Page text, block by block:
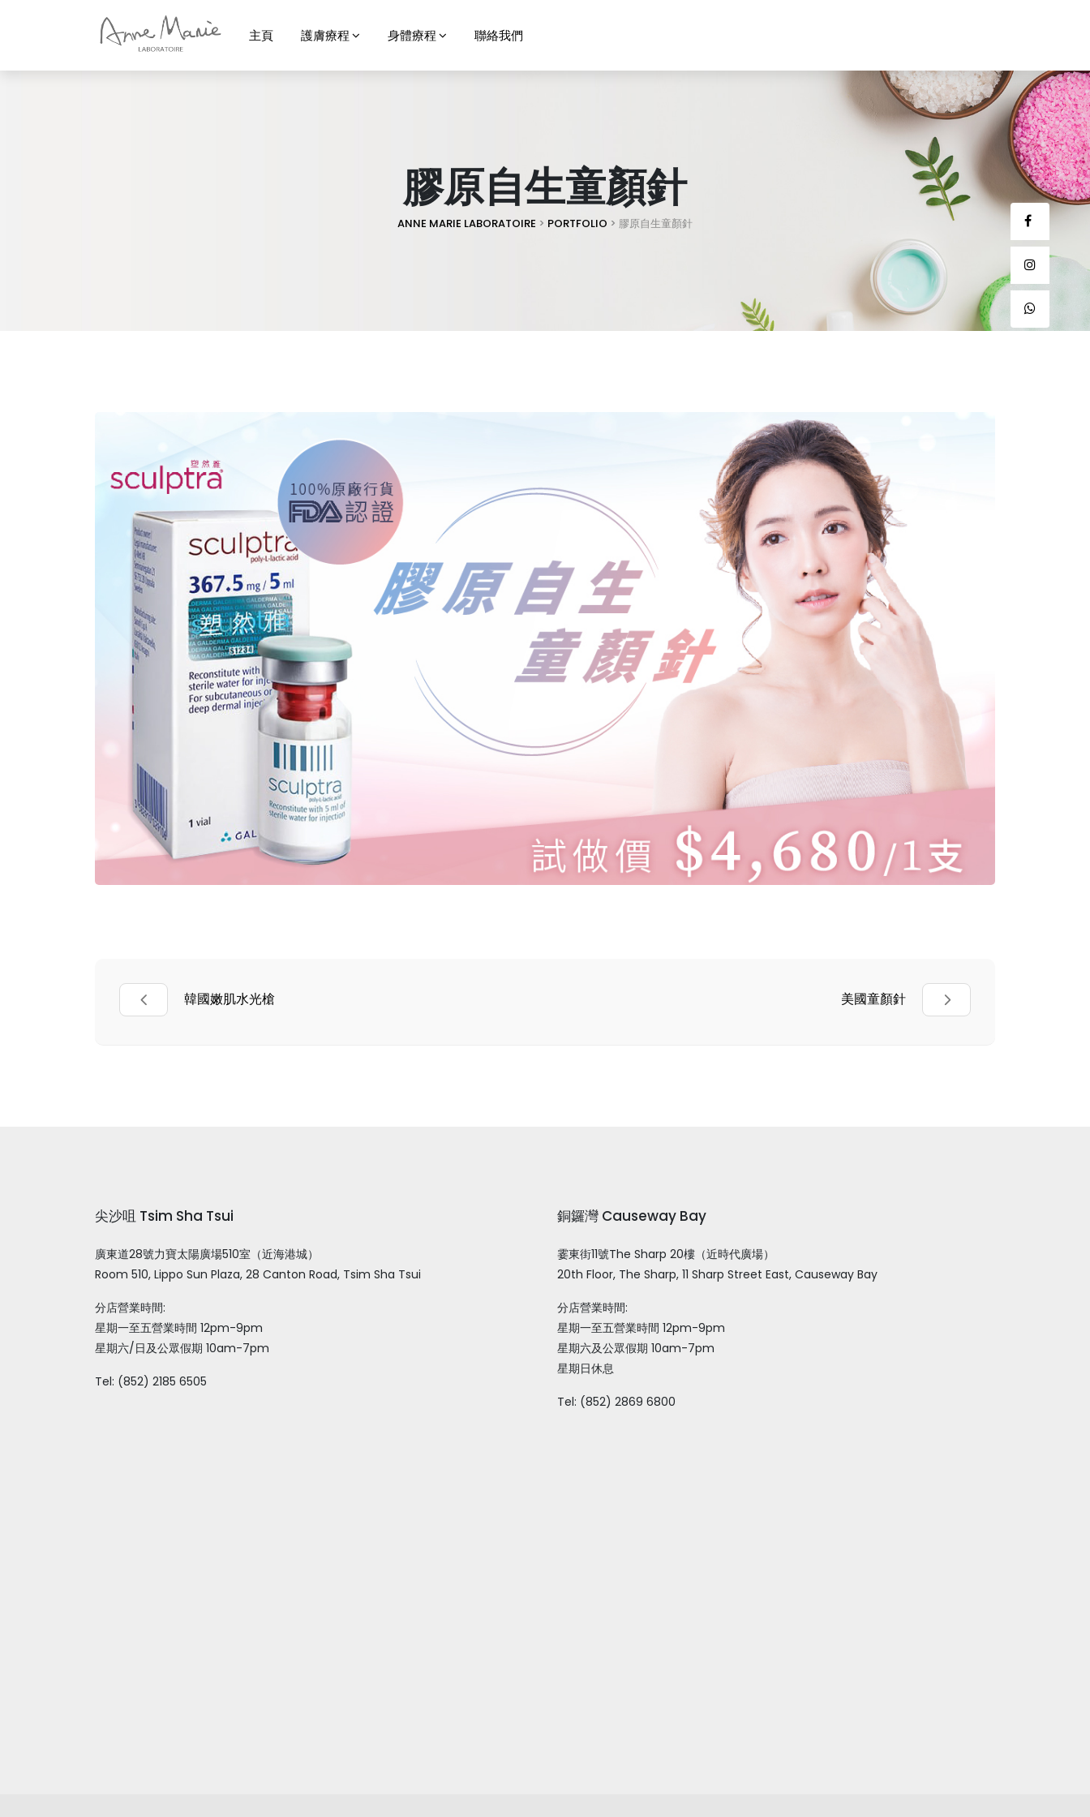
主頁 護膚療程 身體療程 聯絡我們
膠原自生童顏針
ANNE MARIE LABORATOIRE > PORTFOLIO > 膠原自生童顏針
韓國嫩肌水光槍 美國童顏針
尖沙咀 Tsim Sha Tsui
廣東道28號力寶太陽廣場510室（近海港城）
Room 510, Lippo Sun Plaza, 28 Canton Road, Tsim Sha Tsui
分店營業時間:
星期一至五營業時間 12pm-9pm
星期六/日及公眾假期 10am-7pm
Tel: (852) 2185 6505
銅鑼灣 Causeway Bay
霎東街11號The Sharp 20樓（近時代廣場）
20th Floor, The Sharp, 11 Sharp Street East, Causeway Bay
分店營業時間:
星期一至五營業時間 12pm-9pm
星期六及公眾假期 10am-7pm
星期日休息
Tel: (852) 2869 6800